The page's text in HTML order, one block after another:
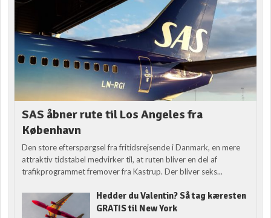
SAS åbner rute til Los Angeles fra
København
Den store efterspørgsel fra fritidsrejsende i Danmark, en mere
attraktiv tidstabel medvirker til, at ruten bliver en del af
trafikprogrammet fremover fra Kastrup. Der bliver seks...
Hedder du Valentin? Så tag kæresten
GRATIS til New York